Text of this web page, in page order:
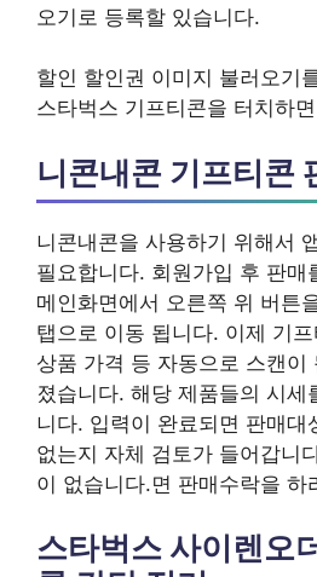
오기로 등록할 있습니다.
할인 할인권 이미지 불러오기
스타벅스 기프티콘을 터치하
니콘내콘 기프티콘
니콘내콘을 사용하기 위해서
필요합니다. 회원가입 후 판매
메인화면에서 오른쪽 위 버튼
탭으로 이동 됩니다. 이제 기
상품 가격 등 자동으로 스캔이
졌습니다. 해당 제품들의 시세
니다. 입력이 완료되면 판매대
없는지 자체 검토가 들어갑니
이 없습니다.면 판매수락을 하
스타벅스 사이렌오